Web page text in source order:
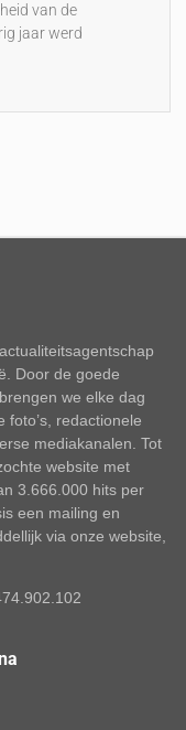
van de
jaar werd
Door de goede
we elke dag
redactionele
mediakanalen. Tot
website met
3.666.000 hits per
een mailing en
via onze website,